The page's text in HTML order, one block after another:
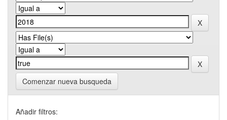
Comenzar nueva busqueda
Añadir filtros: